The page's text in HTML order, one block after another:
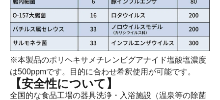
※本製品のポリヘキサメチレンビグアナイド塩酸塩濃度
は500ppmです。目的に合わせ希釈使用が可能です。
【安全性について】
全国的な食品工場の器具洗浄・入浴施設（温泉等の除菌